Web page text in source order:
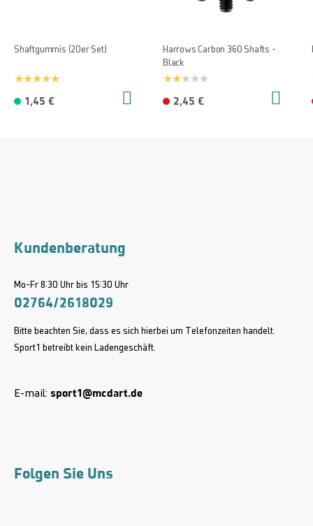
Shaftgummis (20er Set)
1,45 €
Harrows Carbon 360 Shafts -
Black
2,45 €
Kundenberatung
Mo-Fr 8:30 Uhr bis 15:30 Uhr
02764/2618029
Bitte beachten Sie, dass es sich hierbei um Telefonzeiten handelt.
Sport1 betreibt kein Ladengeschäft.
E-mail: sport1@mcdart.de
Folgen Sie Uns